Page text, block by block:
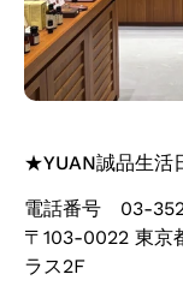
★YUAN誠品生活
電話番号 03-
〒103-0022 東京
ラス2F